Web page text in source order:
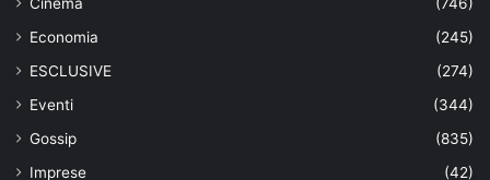
Economia
(245)
ESCLUSIVE
(274)
Eventi
(344)
Gossip
(835)
Imprese
(42)